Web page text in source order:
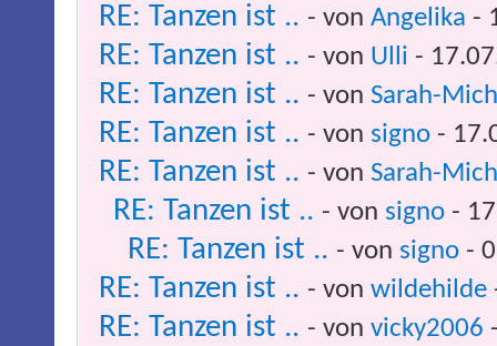
RE: Tanzen ist .. - von Angelika -
RE: Tanzen ist .. - von Ulli -
RE: Tanzen ist .. - von Sarah-
RE: Tanzen ist .. - von signo -
RE: Tanzen ist .. - von Sarah-
RE: Tanzen ist .. - von signo -
RE: Tanzen ist .. - von signo -
RE: Tanzen ist .. - von wildehilde
RE: Tanzen ist .. - von vicky2006